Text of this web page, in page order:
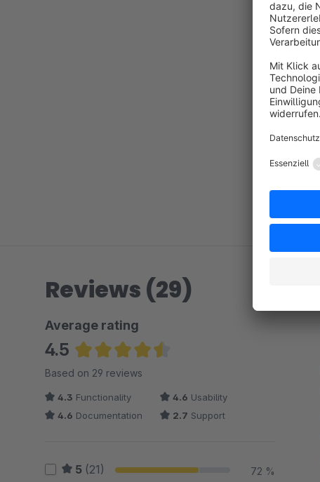
Reviews (29)
Average rating
4.5
Average rating of 4.48 out of 5 stars
Based on 29 reviews
4.3 Functionality 4.6 Usability
4.6 Documentation 2.7 Support
5 (21) 72 %